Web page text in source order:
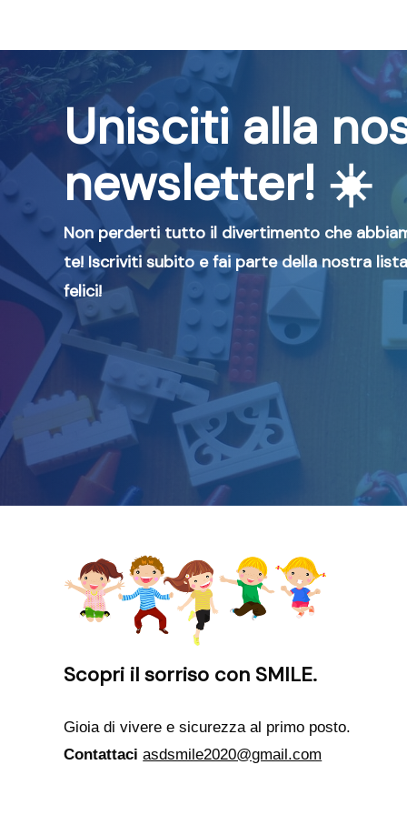
Unisciti alla
newsletter! ☀️
Non perderti tutto il divertimento che
te! Iscriviti subito e fai parte della nostra
felici!
Scopri il sorriso con SMILE.
Gioia di vivere e sicurezza al primo posto.
Contattaci asdsmile2020@gmail.com